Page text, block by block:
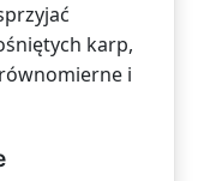
karp,
i